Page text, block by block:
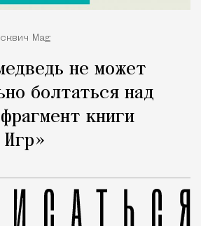
Mag
не может
болтаться над
книги